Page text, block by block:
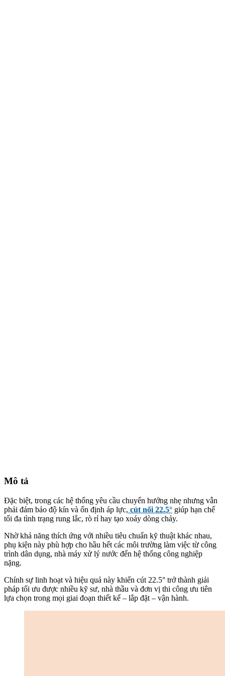
Mô tả
Đặc biệt, trong các hệ thống yêu cầu chuyển hướng nhẹ nhưng vẫn
phải đảm bảo độ kín và ổn định áp lực, cút nối 22.5° giúp hạn chế
tối đa tình trạng rung lắc, rò rỉ hay tạo xoáy dòng chảy.
Nhờ khả năng thích ứng với nhiều tiêu chuẩn kỹ thuật khác nhau,
phụ kiện này phù hợp cho hầu hết các môi trường làm việc từ công
trình dân dụng, nhà máy xử lý nước đến hệ thống công nghiệp
nặng.
Chính sự linh hoạt và hiệu quả này khiến cút 22.5° trở thành giải
pháp tối ưu được nhiều kỹ sư, nhà thầu và đơn vị thi công ưu tiên
lựa chọn trong mọi giai đoạn thiết kế – lắp đặt – vận hành.